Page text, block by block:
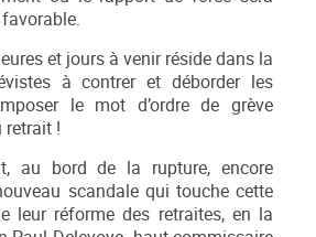
et jours à venir réside dans la
à contrer et déborder les
le mot d’ordre de grève
retrait !
au bord de la rupture, encore
scandale qui touche cette
leur réforme des retraites, en la